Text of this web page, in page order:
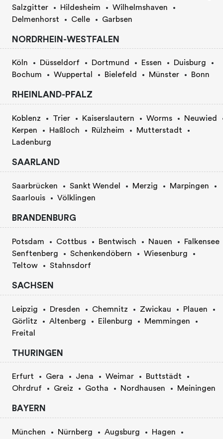
Salzgitter
Hildesheim
Wilhelmshaven
Delmenhorst
Celle Garbsen
NORDRHEIN-WESTFALEN
Köln Düsseldorf Dortmund Essen
Duisburg
Bochum
Wuppertal Bielefeld Münster Bonn
RHEINLAND-PFALZ
Koblenz Trier Kaiserslautern Worms
Neuwied
Kerpen
Haßloch Rülzheim
Mutterstadt
Ladenburg
SAARLAND
Saarbrücken Sankt Wendel Merzig
Marpingen
Saarlouis
Völklingen
BRANDENBURG
Potsdam Cottbus Bentwisch Nauen
Falkensee
Senftenberg
Schenkendöbern
Wiesenburg
Teltow
Stahnsdorf
SACHSEN
Leipzig Dresden Chemnitz Zwickau
Plauen
Görlitz
Altenberg Eilenburg
Memmingen
Freital
THURINGEN
Erfurt Gera Jena Weimar
Buttstädt
Ohrdruf
Greiz Gotha Nordhausen Meiningen
BAYERN
München Nürnberg Augsburg
Hagen